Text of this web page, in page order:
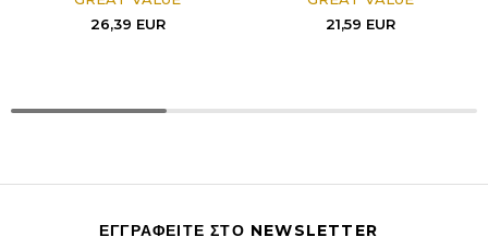
26,39 EUR
21,59 EUR
ΕΓΓΡΑΦΕΙΤΕ ΣΤΟ NEWSLETTER